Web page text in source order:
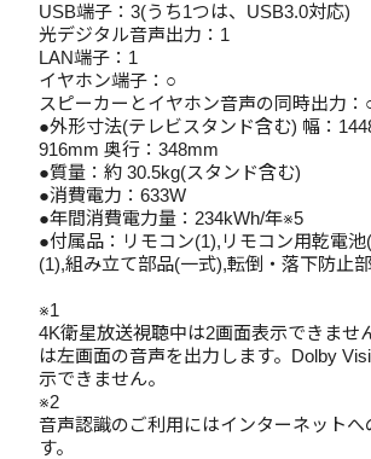
USB端子：3(うち1つは、USB3.0対応)
光デジタル音声出力：1
LAN端子：1
イヤホン端子：○
スピーカーとイヤホン音声の同時出力：
●外形寸法(テレビスタンド含む) 幅：
916mm 奥行：348mm
●質量：約 30.5kg(スタンド含む)
●消費電力：633W
●年間消費電力量：234kWh/年※5
●付属品：リモコン(1),リモコン用乾電池
(1),組み立て部品(一式),転倒・落下防止
※1
4K衛星放送視聴中は2画面表示できませ
は左画面の音声を出力します。Dolby
示できません。
※2
音声認識のご利用にはインターネットへ
す。